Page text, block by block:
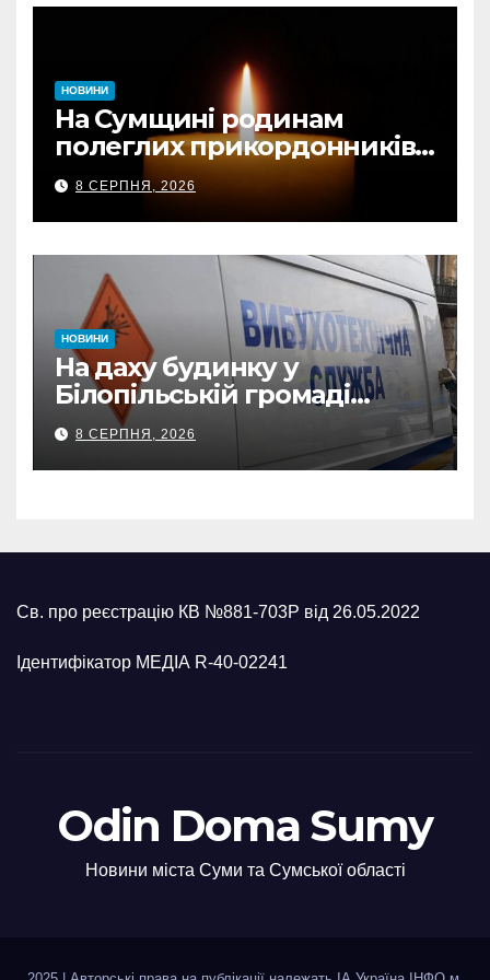
НОВИНИ
На Сумщині родинам
полеглих прикордонників
передали державні
нагороди та відомчі
відзнаки
8 СЕРПНЯ, 2026
НОВИНИ
На даху будинку у
Білопільській громаді
знайшли 120-мм міну
8 СЕРПНЯ, 2026
Св. про реєстрацію КВ №881-703Р від 26.05.2022
Ідентифікатор МЕДІА R-40-02241
Odin Doma Sumy
Новини міста Суми та Сумської області